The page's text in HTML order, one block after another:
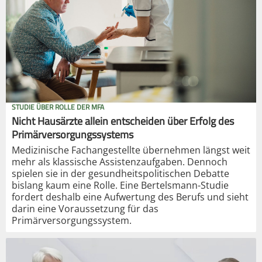
STUDIE ÜBER ROLLE DER MFA
Nicht Hausärzte allein entscheiden über Erfolg des
Primärversorgungssystems
Medizinische Fachangestellte übernehmen längst weit
mehr als klassische Assistenzaufgaben. Dennoch
spielen sie in der gesundheitspolitischen Debatte
bislang kaum eine Rolle. Eine Bertelsmann-Studie
fordert deshalb eine Aufwertung des Berufs und sieht
darin eine Voraussetzung für das
Primärversorgungssystem.